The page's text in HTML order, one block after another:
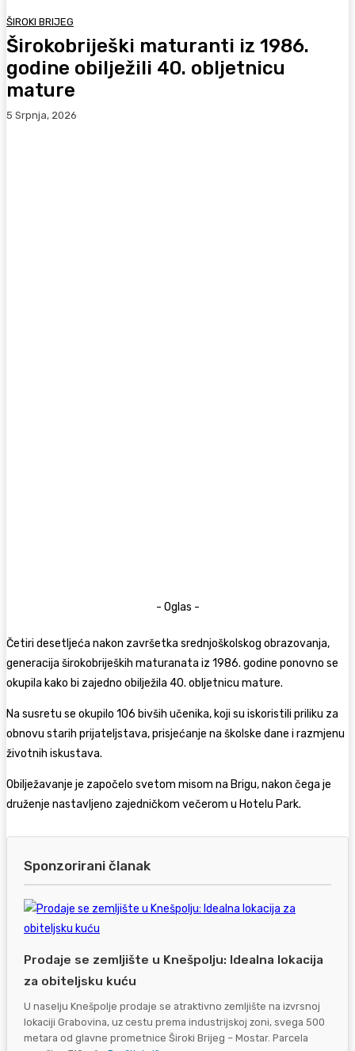
ŠIROKI BRIJEG
Širokobriješki maturanti iz 1986.
godine obilježili 40. obljetnicu
mature
5 Srpnja, 2026
- Oglas -
Četiri desetljeća nakon završetka srednjoškolskog obrazovanja,
generacija širokobrijeških maturanata iz 1986. godine ponovno se
okupila kako bi zajedno obilježila 40. obljetnicu mature.
Na susretu se okupilo 106 bivših učenika, koji su iskoristili priliku za
obnovu starih prijateljstava, prisjećanje na školske dane i razmjenu
životnih iskustava.
Obilježavanje je započelo svetom misom na Brigu, nakon čega je
druženje nastavljeno zajedničkom večerom u Hotelu Park.
Sponzorirani članak
Prodaje se zemljište u Knešpolju: Idealna lokacija
za obiteljsku kuću
U naselju Knešpolje prodaje se atraktivno zemljište na izvrsnoj
lokaciji Grabovina, uz cestu prema industrijskoj zoni, svega 500
metara od glavne prometnice Široki Brijeg – Mostar. Parcela